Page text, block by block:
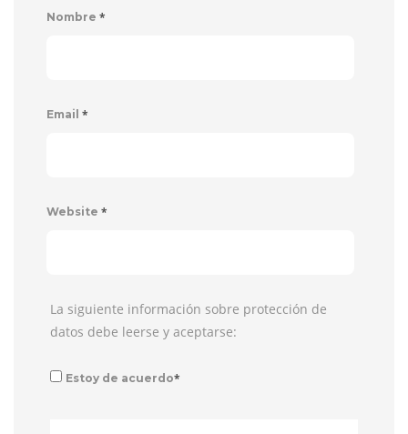
Nombre *
Email *
Website *
La siguiente información sobre protección de
datos debe leerse y aceptarse:
Estoy de acuerdo*